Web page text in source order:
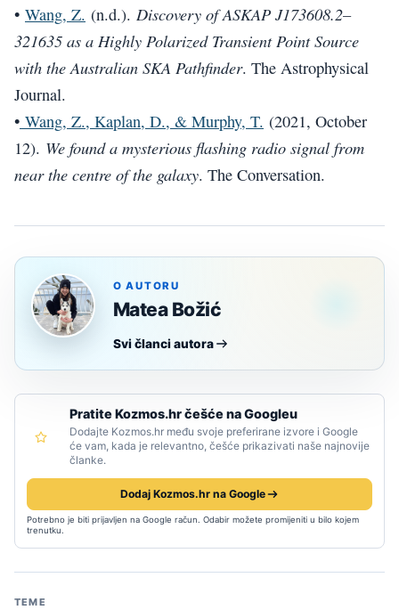
• Wang, Z. (n.d.). Discovery of ASKAP J173608.2–
321635 as a Highly Polarized Transient Point Source
with the Australian SKA Pathfinder. The Astrophysical
Journal.
• Wang, Z., Kaplan, D., & Murphy, T. (2021, October
12). We found a mysterious flashing radio signal from
near the centre of the galaxy. The Conversation.
O AUTORU
Matea Božić
Svi članci autora
Pratite Kozmos.hr češće na Googleu
Dodajte Kozmos.hr među svoje preferirane izvore i Google
će vam, kada je relevantno, češće prikazivati naše najnovije
članke.
Dodaj Kozmos.hr na Google
Potrebno je biti prijavljen na Google račun. Odabir možete promijeniti u bilo kojem
trenutku.
TEME